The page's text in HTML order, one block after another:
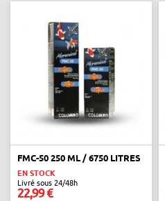
FMC-50 250 ML / 6750 LITRES
EN STOCK
Livré sous 24/48h
22,99 €